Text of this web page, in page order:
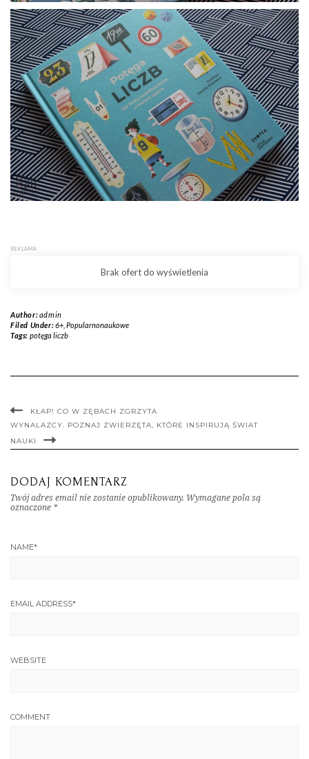
Author:admin
Filed Under:6+, Popularnonaukowe
Tags: potęga liczb
KŁAP! CO W ZĘBACH ZGRZYTA
WYNALAZCY. POZNAJ ZWIERZĘTA, KTÓRE INSPIRUJĄ ŚWIAT
NAUKI
DODAJ KOMENTARZ
Twój adres email nie zostanie opublikowany. Wymagane pola są
oznaczone *
NAME*
EMAIL ADDRESS*
WEBSITE
COMMENT